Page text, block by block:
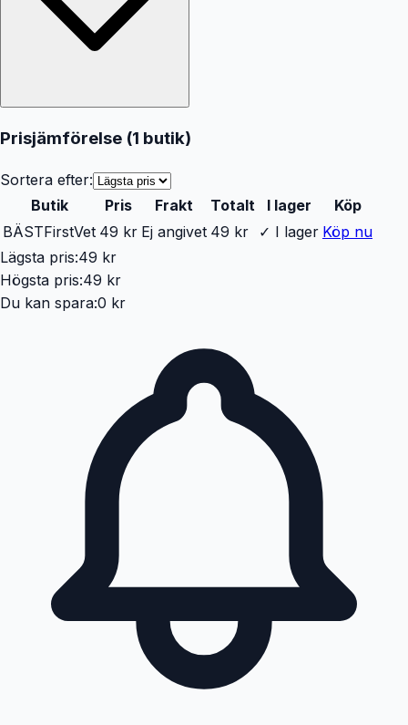
Prisjämförelse (1 butik)
Sortera efter:
Butik
Pris Frakt Totalt I lager
Köp
BÄSTFirstVet 49 kr Ej angivet 49 kr ✓ I lager Köp nu
Lägsta pris:49 kr
Högsta pris:49 kr
Du kan spara:0 kr